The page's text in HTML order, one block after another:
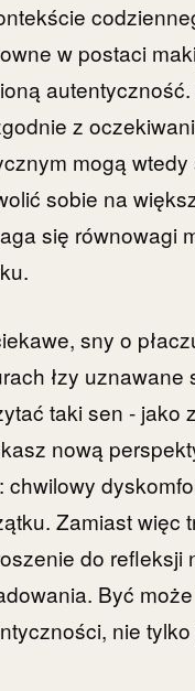
w postaci
z
mogą
sobie na
się równowagi
sny o
łzy
taki sen - jako
nową
chwilowy
Zamiast więc
do refleksji
Być
nie